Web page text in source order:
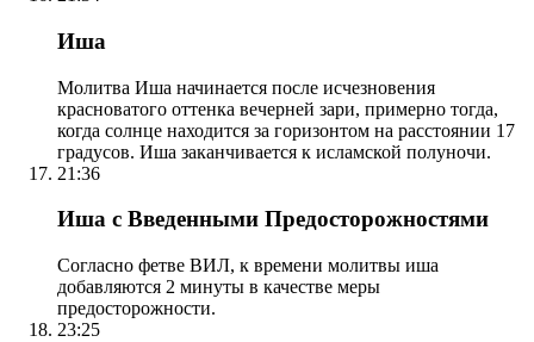
Иша
Молитва Иша начинается после исчезновения
красноватого оттенка вечерней зари, примерно тогда,
когда солнце находится за горизонтом на расстоянии 17
градусов. Иша заканчивается к исламской полуночи.
21:36
Иша с Введенными Предосторожностями
Согласно фетве ВИЛ, к времени молитвы иша
добавляются 2 минуты в качестве меры
предосторожности.
23:25